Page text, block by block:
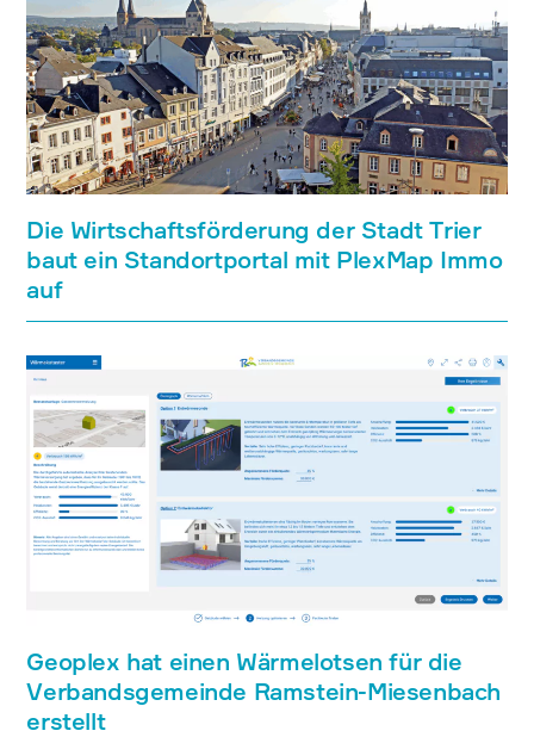
Die Wirtschaftsförderung der Stadt Trier
baut ein Standortportal mit PlexMap Immo
auf
Geoplex hat einen Wärmelotsen für die
Verbandsgemeinde Ramstein-Miesenbach
erstellt